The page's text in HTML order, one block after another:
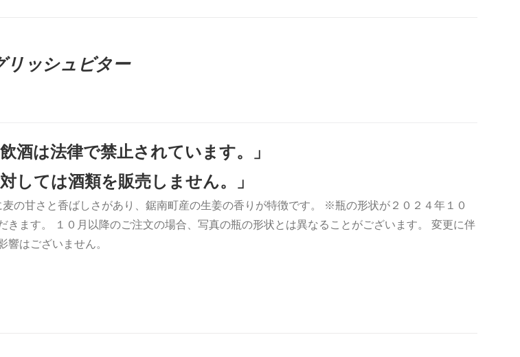
リッシュビター
酒は法律で禁止されています。」
しては酒類を販売しません。」
の甘さと香ばしさがあり、鋸南町産の生姜の香りが特徴です。 ※瓶の形状が２０２４年１０
きます。 １０月以降のご注文の場合、写真の瓶の形状とは異なることがございます。 変更に伴
響はございません。